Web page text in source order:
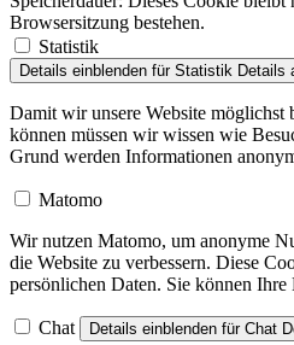
Browsersitzung bestehen.
Statistik
Details einblenden für Statistik Details
Damit wir unsere Website möglichst
können müssen wir wissen wie
Grund werden Informationen
Matomo
Wir nutzen Matomo, um anonyme
die Website zu verbessern. Diese
persönlichen Daten. Sie können
Chat Details einblenden für Chat